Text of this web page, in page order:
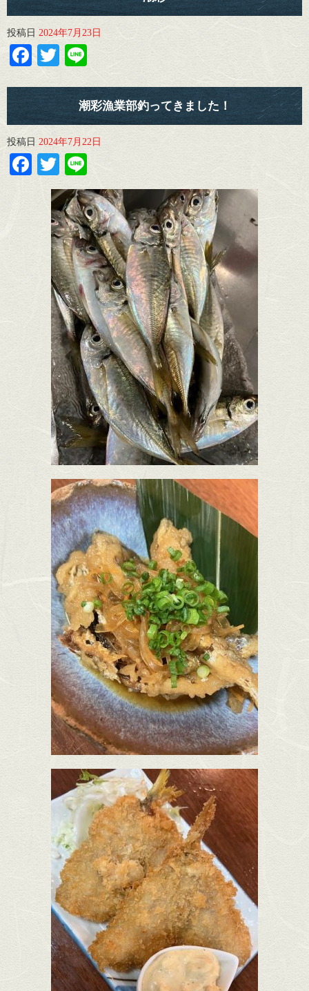
投稿日 2024年7月23日
Facebook
Twitter
Line
潮彩漁業部釣ってきました！
投稿日 2024年7月22日
Facebook
Twitter